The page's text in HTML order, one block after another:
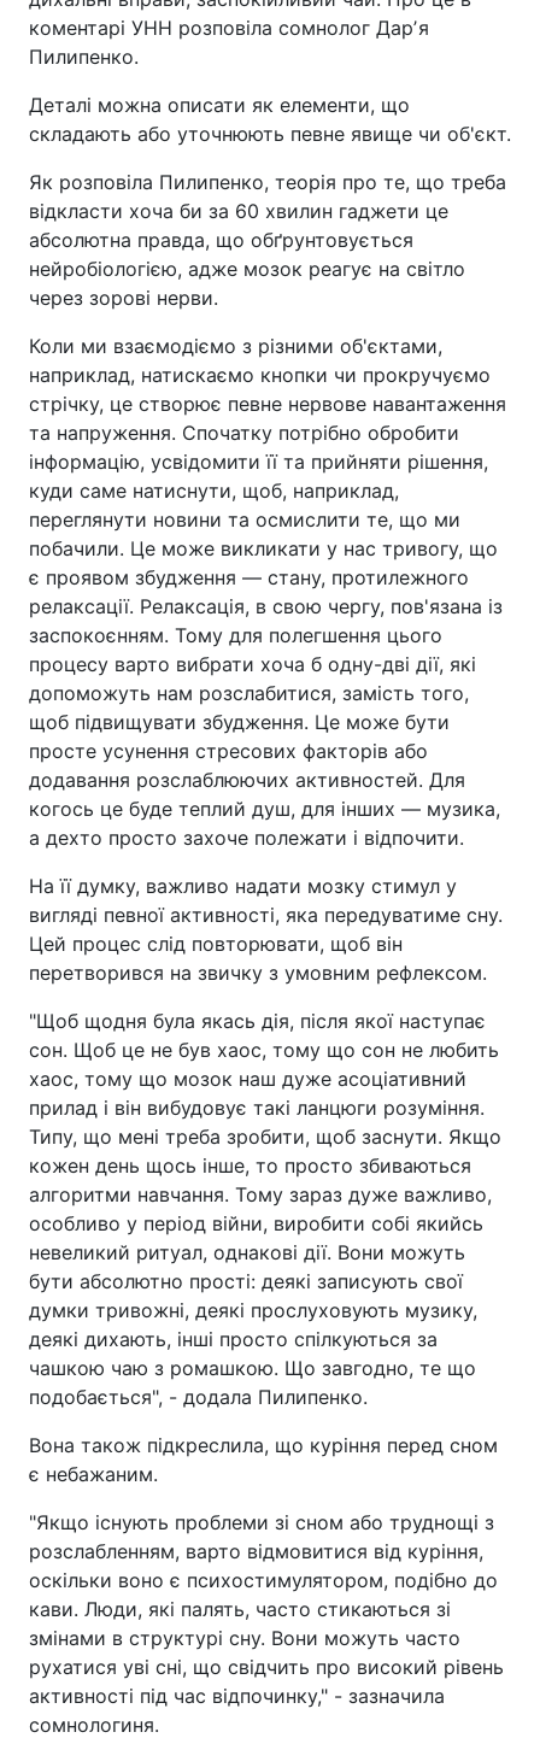
коментарі УНН розповіла сомнолог Дарʼя
Пилипенко.
Деталі можна описати як елементи, що
складають або уточнюють певне явище чи об'єкт.
Як розповіла Пилипенко, теорія про те, що треба
відкласти хоча би за 60 хвилин гаджети це
абсолютна правда, що обґрунтовується
нейробіологією, адже мозок реагує на світло
через зорові нерви.
Коли ми взаємодіємо з різними об'єктами,
наприклад, натискаємо кнопки чи прокручуємо
стрічку, це створює певне нервове навантаження
та напруження. Спочатку потрібно обробити
інформацію, усвідомити її та прийняти рішення,
куди саме натиснути, щоб, наприклад,
переглянути новини та осмислити те, що ми
побачили. Це може викликати у нас тривогу, що
є проявом збудження — стану, протилежного
релаксації. Релаксація, в свою чергу, пов'язана із
заспокоєнням. Тому для полегшення цього
процесу варто вибрати хоча б одну-дві дії, які
допоможуть нам розслабитися, замість того,
щоб підвищувати збудження. Це може бути
просте усунення стресових факторів або
додавання розслаблюючих активностей. Для
когось це буде теплий душ, для інших — музика,
а дехто просто захоче полежати і відпочити.
На її думку, важливо надати мозку стимул у
вигляді певної активності, яка передуватиме сну.
Цей процес слід повторювати, щоб він
перетворився на звичку з умовним рефлексом.
"Щоб щодня була якась дія, після якої наступає
сон. Щоб це не був хаос, тому що сон не любить
хаос, тому що мозок наш дуже асоціативний
прилад і він вибудовує такі ланцюги розуміння.
Типу, що мені треба зробити, щоб заснути. Якщо
кожен день щось інше, то просто збиваються
алгоритми навчання. Тому зараз дуже важливо,
особливо у період війни, виробити собі якийсь
невеликий ритуал, однакові дії. Вони можуть
бути абсолютно прості: деякі записують свої
думки тривожні, деякі прослуховують музику,
деякі дихають, інші просто спілкуються за
чашкою чаю з ромашкою. Що завгодно, те що
подобається", - додала Пилипенко.
Вона також підкреслила, що куріння перед сном
є небажаним.
"Якщо існують проблеми зі сном або труднощі з
розслабленням, варто відмовитися від куріння,
оскільки воно є психостимулятором, подібно до
кави. Люди, які палять, часто стикаються зі
змінами в структурі сну. Вони можуть часто
рухатися уві сні, що свідчить про високий рівень
активності під час відпочинку," - зазначила
сомнологиня.